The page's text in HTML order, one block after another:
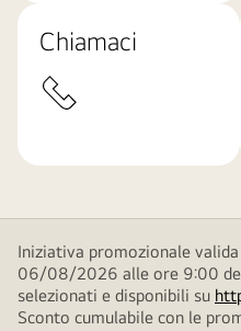
Chiamaci
Iniziativa promozionale
06/08/2026 alle ore 9:00
selezionati e disponibili su
Sconto cumulabile con le